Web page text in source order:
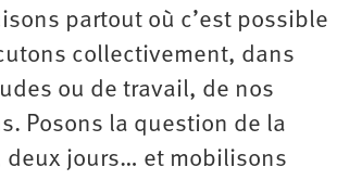
partout où c’est possible
collectivement, dans
ou de travail, de nos
Posons la question de la
deux jours… et mobilisons